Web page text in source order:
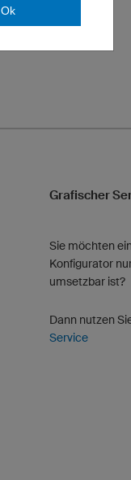
Grafischer
Sie möchten
Konfigurator
umsetzbar ist?
Dann nutzen
Service
Ok